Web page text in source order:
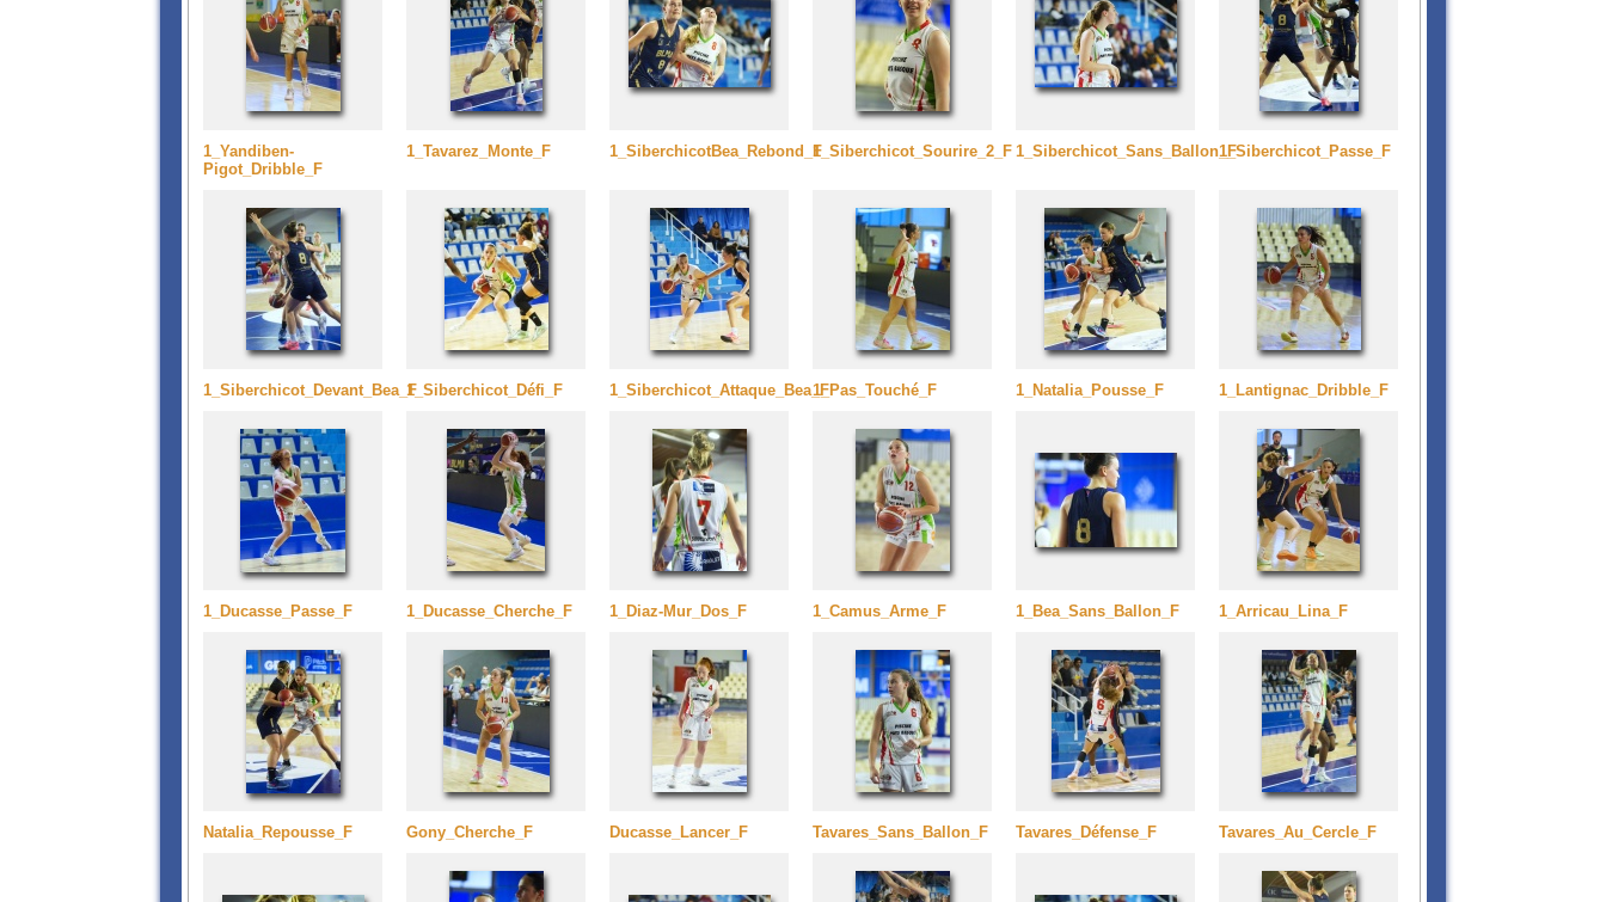
1_Yandiben-
Pigot_Dribble_F
1_Tavarez_Monte_F 1_SiberchicotBea_Rebond_F1_Siberchicot_Sourire_2_F 1_Siberchicot_Sans_Ballon_F1_Siberchicot_Passe_F
1_Siberchicot_Devant_Bea_F1_Siberchicot_Défi_F 1_Siberchicot_Attaque_Bea_F1_Pas_Touché_F 1_Natalia_Pousse_F 1_Lantignac_Dribble_F
1_Ducasse_Passe_F 1_Ducasse_Cherche_F 1_Diaz-Mur_Dos_F 1_Camus_Arme_F 1_Bea_Sans_Ballon_F 1_Arricau_Lina_F
Natalia_Repousse_F Gony_Cherche_F Ducasse_Lancer_F Tavares_Sans_Ballon_F Tavares_Défense_F Tavares_Au_Cercle_F